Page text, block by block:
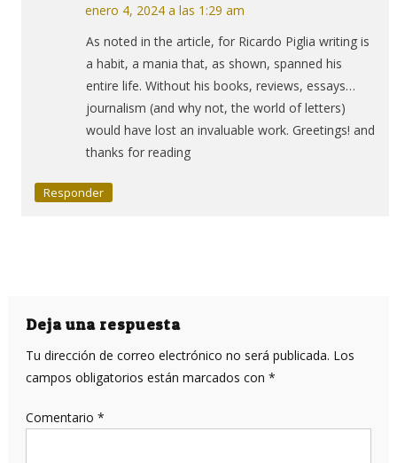
enero 4, 2024 a las 1:29 am
As noted in the article, for Ricardo Piglia writing is
a habit, a mania that, as shown, spanned his
entire life. Without his books, reviews, essays…
journalism (and why not, the world of letters)
would have lost an invaluable work. Greetings! and
thanks for reading
Responder
Deja una respuesta
Tu dirección de correo electrónico no será publicada. Los
campos obligatorios están marcados con *
Comentario *